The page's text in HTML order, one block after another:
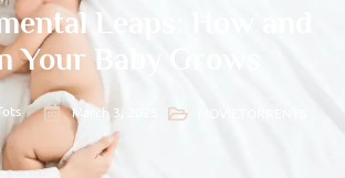
Leaps: How and
Your Baby Grows
March 3, 2025